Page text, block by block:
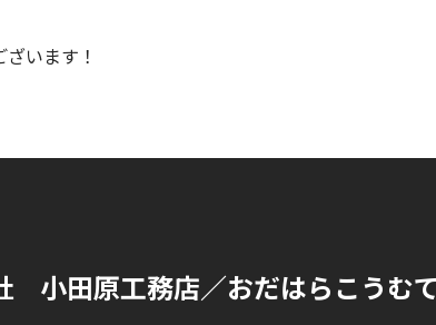
います！
小田原工務店／おだはらこうむ